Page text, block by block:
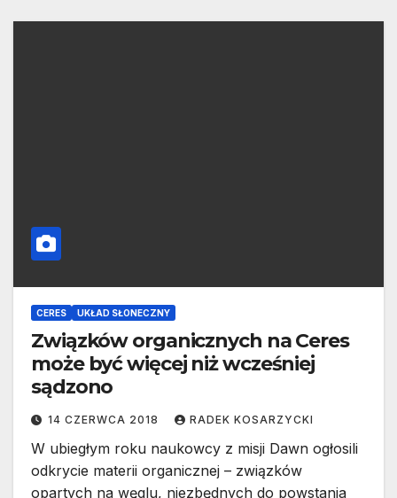
CERES UKŁAD SŁONECZNY
Związków organicznych na Ceres
może być więcej niż wcześniej
sądzono
14 CZERWCA 2018 RADEK KOSARZYCKI
W ubiegłym roku naukowcy z misji Dawn ogłosili
odkrycie materii organicznej – związków
opartych na węglu, niezbędnych do powstania